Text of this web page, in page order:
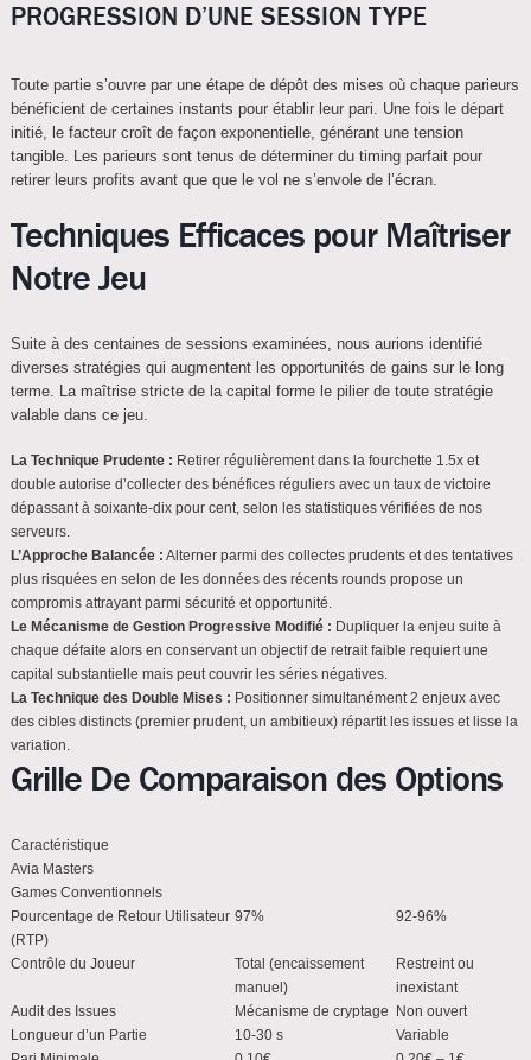
PROGRESSION D’UNE SESSION TYPE
Toute partie s’ouvre par une étape de dépôt des mises où chaque parieurs
bénéficient de certaines instants pour établir leur pari. Une fois le départ
initié, le facteur croît de façon exponentielle, générant une tension
tangible. Les parieurs sont tenus de déterminer du timing parfait pour
retirer leurs profits avant que que le vol ne s’envole de l’écran.
Techniques Efficaces pour Maîtriser
Notre Jeu
Suite à des centaines de sessions examinées, nous aurions identifié
diverses stratégies qui augmentent les opportunités de gains sur le long
terme. La maîtrise stricte de la capital forme le pilier de toute stratégie
valable dans ce jeu.
La Technique Prudente : Retirer régulièrement dans la fourchette 1.5x et
double autorise d’collecter des bénéfices réguliers avec un taux de victoire
dépassant à soixante-dix pour cent, selon les statistiques vérifiées de nos
serveurs.
L’Approche Balancée : Alterner parmi des collectes prudents et des tentatives
plus risquées en selon de les données des récents rounds propose un
compromis attrayant parmi sécurité et opportunité.
Le Mécanisme de Gestion Progressive Modifié : Dupliquer la enjeu suite à
chaque défaite alors en conservant un objectif de retrait faible requiert une
capital substantielle mais peut couvrir les séries négatives.
La Technique des Double Mises : Positionner simultanément 2 enjeux avec
des cibles distincts (premier prudent, un ambitieux) répartit les issues et lisse la
variation.
Grille De Comparaison des Options
Caractéristique
Avia Masters
Games Conventionnels
Pourcentage de Retour Utilisateur
(RTP)
97% 92-96%
Contrôle du Joueur
Total (encaissement
manuel)
Restreint ou
inexistant
Audit des Issues
Mécanisme de cryptage
Non ouvert
Longueur d’un Partie
10-30 s
Variable